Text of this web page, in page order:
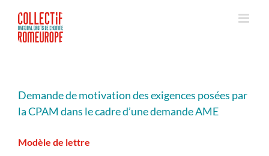
contenu
Demande de motivation des exigences posées par
la CPAM dans le cadre d’une demande AME
Modèle de lettre